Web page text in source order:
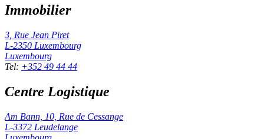
Immobilier
3, Rue Jean Piret
L-2350 Luxembourg
Luxembourg
Tel: +352 49 44 44
Centre Logistique
Am Bann, 10, Rue de Cessange
L-3372 Leudelange